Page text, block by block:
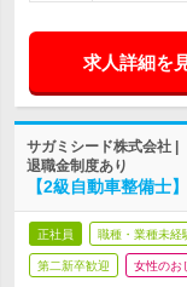
求人詳細を
サガミシード株式会社
退職金制度あり
【2級自動車整備
正社員 職種・業種未経
第二新卒歓迎 女性のお